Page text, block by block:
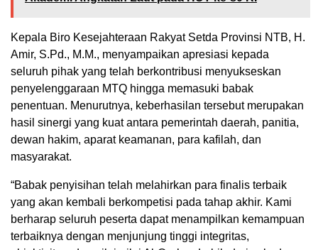
Kepala Biro Kesejahteraan Rakyat Setda Provinsi NTB, H.
Amir, S.Pd., M.M., menyampaikan apresiasi kepada
seluruh pihak yang telah berkontribusi menyukseskan
penyelenggaraan MTQ hingga memasuki babak
penentuan. Menurutnya, keberhasilan tersebut merupakan
hasil sinergi yang kuat antara pemerintah daerah, panitia,
dewan hakim, aparat keamanan, para kafilah, dan
masyarakat.
“Babak penyisihan telah melahirkan para finalis terbaik
yang akan kembali berkompetisi pada tahap akhir. Kami
berharap seluruh peserta dapat menampilkan kemampuan
terbaiknya dengan menjunjung tinggi integritas,